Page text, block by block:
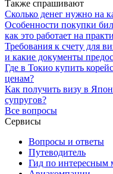
Также спрашивают
Сколько денег нужно на
Особенности покупки
как это работает на
Требования к счету для
и какие документы
Где в Токио купить
ценам?
Как получить визу в
супругов?
Все вопросы
Сервисы
Вопросы и ответы
Путеводитель
Гид по интересным